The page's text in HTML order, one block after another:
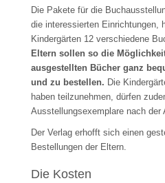
Die Pakete für die
die interessierten Einrichtungen,
Kindergärten 12 verschiedene
Eltern sollen so die
ausgestellten Bücher ganz
und zu bestellen. Die
haben teilzunehmen, dürfen
Ausstellungsexemplare nach der
Der Verlag erhofft sich einen
Bestellungen der Eltern.
Die Kosten